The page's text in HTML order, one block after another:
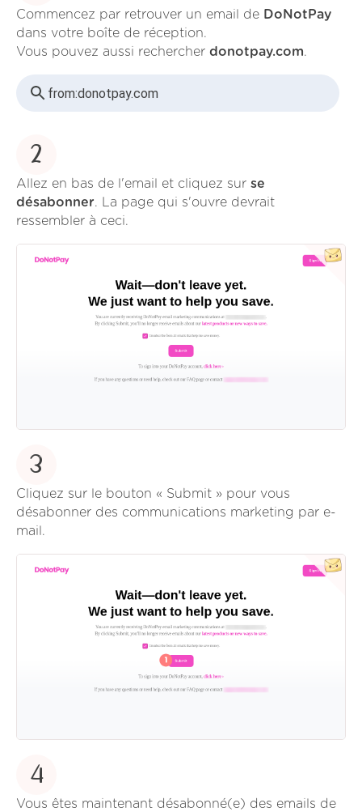
Commencez par retrouver un email de DoNotPay
dans votre boîte de réception.
Vous pouvez aussi rechercher donotpay.com.
from:donotpay.com
2
Allez en bas de l'email et cliquez sur se
désabonner. La page qui s'ouvre devrait
ressembler à ceci.
3
Cliquez sur le bouton « Submit » pour vous
désabonner des communications marketing par e-
mail.
4
Vous êtes maintenant désabonné(e) des emails de